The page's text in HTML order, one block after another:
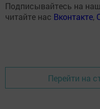
Подписывайтесь на наш
читайте нас Вконтакте,
Перейти на